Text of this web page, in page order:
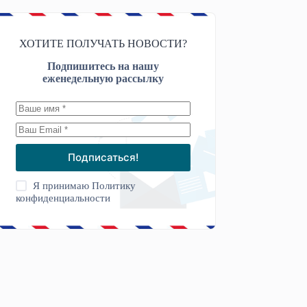
ХОТИТЕ ПОЛУЧАТЬ НОВОСТИ?
Подпишитесь на нашу
еженедельную рассылку
Подписаться!
Я принимаюПолитику
конфиденциальности